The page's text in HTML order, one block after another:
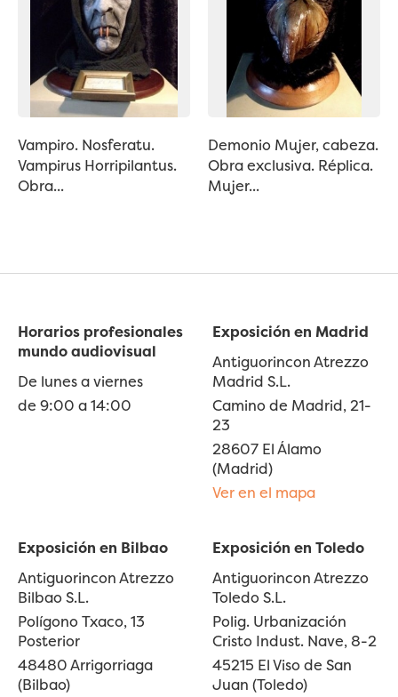
Vampiro. Nosferatu.
Vampirus Horripilantus.
Obra...
Demonio Mujer, cabeza.
Obra exclusiva. Réplica.
Mujer...
Horarios profesionales
mundo audiovisual
De lunes a viernes
de 9:00 a 14:00
Exposición en Madrid
Antiguorincon Atrezzo
Madrid S.L.
Camino de Madrid, 21-
23
28607 El Álamo
(Madrid)
Ver en el mapa
Exposición en Bilbao
Antiguorincon Atrezzo
Bilbao S.L.
Polígono Txaco, 13
Posterior
48480 Arrigorriaga
(Bilbao)
Exposición en Toledo
Antiguorincon Atrezzo
Toledo S.L.
Polig. Urbanización
Cristo Indust. Nave, 8-2
45215 El Viso de San
Juan (Toledo)